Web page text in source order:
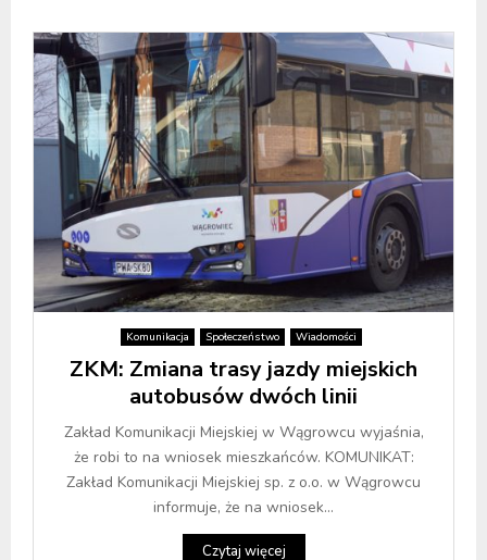
Komunikacja Społeczeństwo Wiadomości
ZKM: Zmiana trasy jazdy miejskich
autobusów dwóch linii
Zakład Komunikacji Miejskiej w Wągrowcu wyjaśnia,
że robi to na wniosek mieszkańców. KOMUNIKAT:
Zakład Komunikacji Miejskiej sp. z o.o. w Wągrowcu
informuje, że na wniosek...
Czytaj więcej